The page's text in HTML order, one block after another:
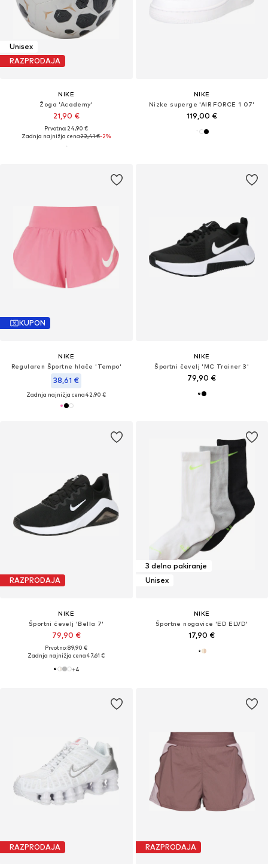
Unisex
RAZPRODAJA
NIKE
Žoga 'Academy'
21,90 €
Prvotno: 24,90 €
Zadnja najnižja cena22,41 €-2%
NIKE
Nizke superge 'AIR FORCE 1 07'
119,00 €
KUPON
NIKE
Regularen Športne hlače 'Tempo'
38,61 €
Zadnja najnižja cena42,90 €
NIKE
Športni čevelj 'MC Trainer 3'
79,90 €
RAZPRODAJA
NIKE
Športni čevelj 'Bella 7'
79,90 €
Prvotno: 89,90 €
Zadnja najnižja cena47,61 €
+4
3 delno pakiranje
Unisex
NIKE
Športne nogavice 'ED ELVD'
17,90 €
RAZPRODAJA RAZPRODAJA